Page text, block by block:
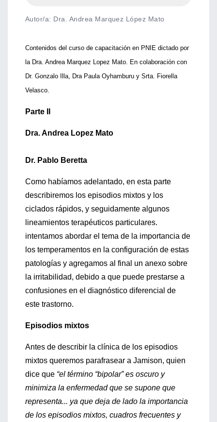
Autor/a: Dra. Andrea Marquez López Mato
Contenidos del curso de capacitación en PNIE dictado por
la Dra. Andrea Marquez Lopez Mato. En colaboración con
Dr. Gonzalo Illa, Dra Paula Oyhamburu y Srta. Fiorella
Velasco.
Parte II
Dra. Andrea Lopez Mato
Dr. Pablo Beretta
Como habíamos adelantado, en esta parte
describiremos los episodios mixtos y los
ciclados rápidos, y seguidamente algunos
lineamientos terapéuticos particulares.
intentamos abordar el tema de la importancia de
los temperamentos en la configuración de estas
patologías y agregamos al final un anexo sobre
la irritabilidad, debido a que puede prestarse a
confusiones en el diagnóstico diferencial de
este trastorno.
Episodios mixtos
Antes de describir la clínica de los episodios
mixtos queremos parafrasear a Jamison, quien
dice que “el término “bipolar” es oscuro y
minimiza la enfermedad que se supone que
representa... ya que deja de lado la importancia
de los episodios mixtos, cuadros frecuentes y